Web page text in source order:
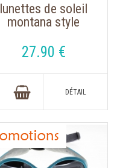
lunettes de soleil
montana style
métallique polarisé
27.90 €